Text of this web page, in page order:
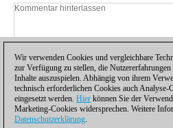
Wir verwenden Cookies und vergleichbare
zur Verfügung zu stellen, die Nutzererfahrungen
Inhalte auszuspielen. Abhängig von ihrem
technisch erforderlichen Cookies auch
eingesetzt werden. Hier können Sie der
Marketing-Cookies widersprechen. Weitere
Datenschutzerklärung.